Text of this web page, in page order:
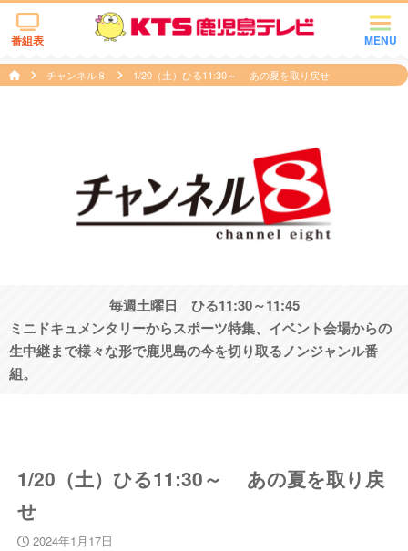
MENU
番組表
チャンネル８ 1/20（土）ひる11:30～ あの夏を取り戻せ
毎週土曜日 ひる11:30～11:45
ミニドキュメンタリーからスポーツ特集、イベント会場からの
生中継まで様々な形で鹿児島の今を切り取るノンジャンル番
組。
1/20（土）ひる11:30～ あの夏を取り戻
せ
2024年1月17日